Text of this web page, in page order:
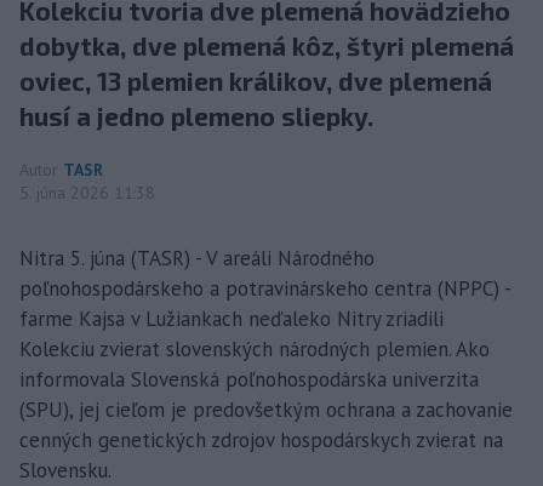
Kolekciu tvoria dve plemená hovädzieho
dobytka, dve plemená kôz, štyri plemená
oviec, 13 plemien králikov, dve plemená
husí a jedno plemeno sliepky.
Autor TASR
5. júna 2026 11:38
Nitra 5. júna (TASR) - V areáli Národného
poľnohospodárskeho a potravinárskeho centra (NPPC) -
farme Kajsa v Lužiankach neďaleko Nitry zriadili
Kolekciu zvierat slovenských národných plemien. Ako
informovala Slovenská poľnohospodárska univerzita
(SPU), jej cieľom je predovšetkým ochrana a zachovanie
cenných genetických zdrojov hospodárskych zvierat na
Slovensku.